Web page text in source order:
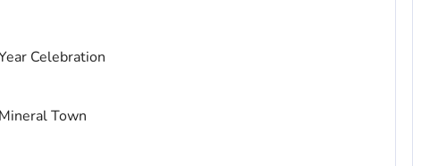
Celebration
Town